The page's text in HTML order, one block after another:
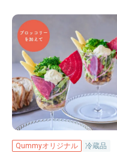
Qummyオリジナル 冷蔵品